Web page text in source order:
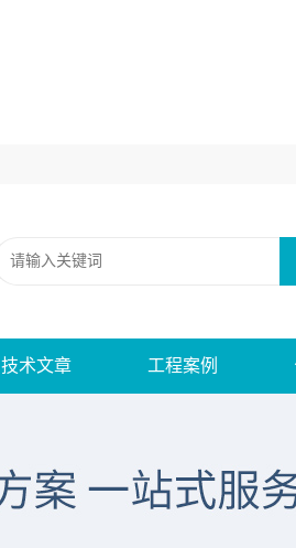
技术文章 工程案例